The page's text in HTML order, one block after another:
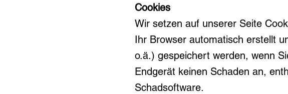
Cookies
Wir setzen auf unserer Seite
Ihr Browser automatisch erstellt
o.ä.) gespeichert werden, wenn
Endgerät keinen Schaden an,
Schadsoftware.